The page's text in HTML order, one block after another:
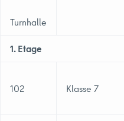
Turnhalle
1. Etage
102 Klasse 7